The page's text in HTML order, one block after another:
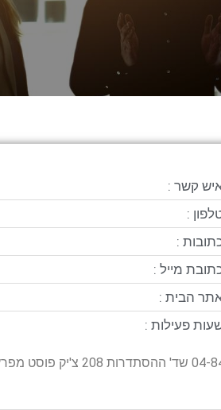
קשר :
:
:
מייל :
הבית :
פעילות :
פוסט מפרץ חיפה, חיפה